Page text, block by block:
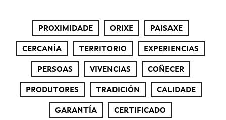
PROXIMIDADE ORIXE PAISAXE
CERCANÍA TERRITORIO EXPERIENCIAS
PERSOAS VIVENCIAS COÑECER
PRODUTORES TRADICIÓN CALIDADE
GARANTÍA CERTIFICADO